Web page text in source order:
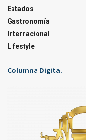
Estados
Gastronomía
Internacional
Lifestyle
Columna Digital